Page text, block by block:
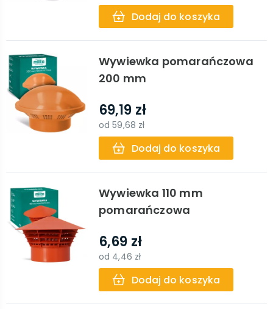
Dodaj do koszyka
Wywiewka pomarańczowa
200 mm
69,19 zł
od59,68 zł
Dodaj do koszyka
Wywiewka 110 mm
pomarańczowa
6,69 zł
od 4,46 zł
Dodaj do koszyka